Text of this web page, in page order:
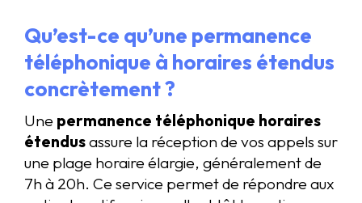
Qu’est-ce qu’une permanence
téléphonique à horaires étendus
concrètement ?
Une permanence téléphonique horaires
étendusassure la réception de vos appels sur
une plage horaire élargie, généralement de
7h à 20h. Ce service permet de répondre aux